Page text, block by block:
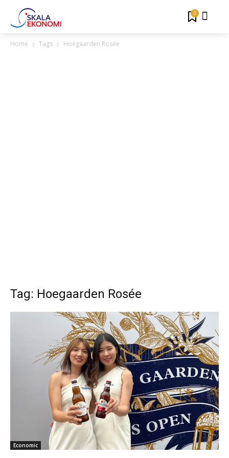
0
Home Tags Hoegaarden Rosée
Tag: Hoegaarden Rosée
Economic